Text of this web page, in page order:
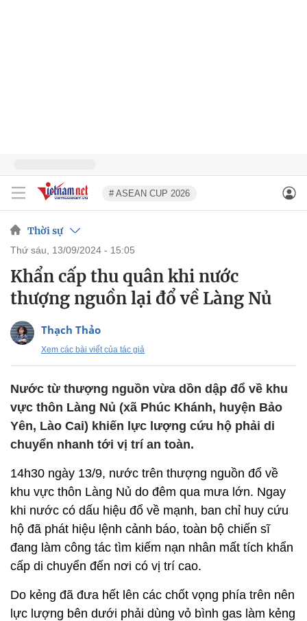
# ASEAN CUP 2026
Thời sự
thứ sáu, 13/09/2024 - 15:05
Khẩn cấp thu quân khi nước
thượng nguồn lại đổ về Làng Nủ
Thạch Thảo
Xem các bài viết của tác giả
Nước từ thượng nguồn vừa dồn dập đổ về khu
vực thôn Làng Nủ (xã Phúc Khánh, huyện Bảo
Yên, Lào Cai) khiến lực lượng cứu hộ phải di
chuyển nhanh tới vị trí an toàn.
14h30 ngày 13/9, nước trên thượng nguồn đổ về
khu vực thôn Làng Nủ do đêm qua mưa lớn. Ngay
khi nước có dấu hiệu đổ về mạnh, ban chỉ huy cứu
hộ đã phát hiệu lệnh cảnh báo, toàn bộ chiến sĩ
đang làm công tác tìm kiếm nạn nhân mất tích khẩn
cấp di chuyển đến nơi có vị trí cao.
Do kẻng đã đưa hết lên các chốt vọng phía trên nên
lực lượng bên dưới phải dùng vỏ bình gas làm kẻng